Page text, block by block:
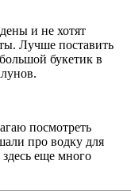
и не хотят
Лучше поставить
букетик в
посмотреть
про водку для
еще много